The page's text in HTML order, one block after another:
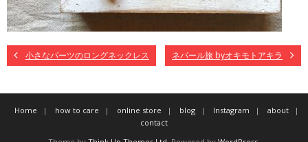
小さなパーツのロングネックレス ネパール旅 byオキモトアキラ
Home how to care online store blog Instagram
about
contact